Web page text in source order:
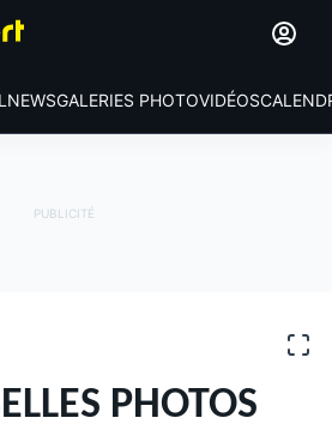
NEWSGALERIES PHOTOVIDÉOS
PHOTOS